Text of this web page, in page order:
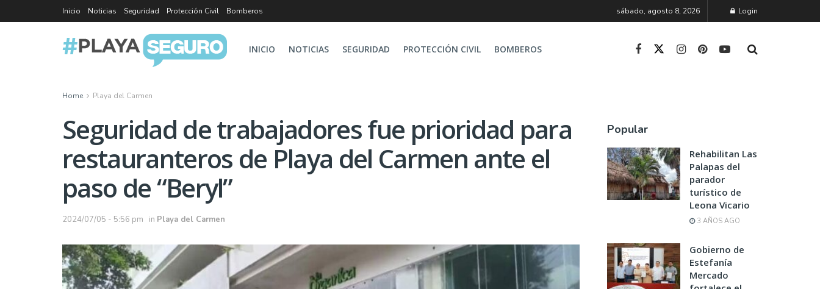
Inicio Noticias Seguridad Protección Civil Bomberos sábado, agosto 8, 2026 Login
INICIO NOTICIAS SEGURIDAD PROTECCIÓN CIVIL BOMBEROS
Home Playa del Carmen
Seguridad de trabajadores fue prioridad para
restauranteros de Playa del Carmen ante el
paso de “Beryl”
2024/07/05 - 5:56 pm in Playa del Carmen
Popular
Rehabilitan Las
Palapas del
parador
turístico de
Leona Vicario
3 AÑOS AGO
Gobierno de
Estefanía
Mercado